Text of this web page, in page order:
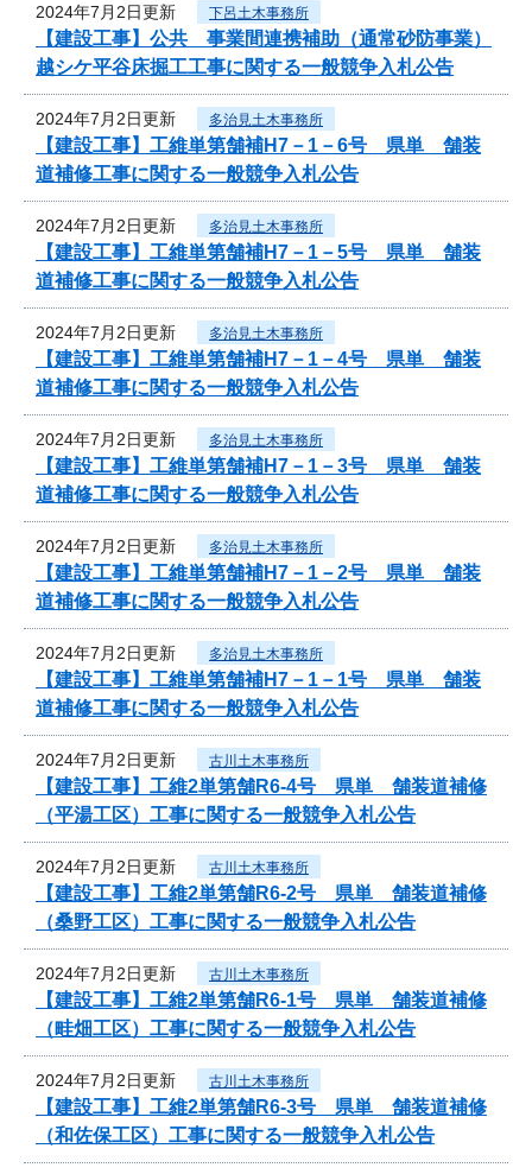
2024年7月2日更新 下呂土木事務所
【建設工事】公共 事業間連携補助（通常砂防事業）
越シケ平谷床掘工工事に関する一般競争入札公告
2024年7月2日更新 多治見土木事務所
【建設工事】工維単第舗補H7－1－6号 県単 舗装
道補修工事に関する一般競争入札公告
2024年7月2日更新 多治見土木事務所
【建設工事】工維単第舗補H7－1－5号 県単 舗装
道補修工事に関する一般競争入札公告
2024年7月2日更新 多治見土木事務所
【建設工事】工維単第舗補H7－1－4号 県単 舗装
道補修工事に関する一般競争入札公告
2024年7月2日更新 多治見土木事務所
【建設工事】工維単第舗補H7－1－3号 県単 舗装
道補修工事に関する一般競争入札公告
2024年7月2日更新 多治見土木事務所
【建設工事】工維単第舗補H7－1－2号 県単 舗装
道補修工事に関する一般競争入札公告
2024年7月2日更新 多治見土木事務所
【建設工事】工維単第舗補H7－1－1号 県単 舗装
道補修工事に関する一般競争入札公告
2024年7月2日更新 古川土木事務所
【建設工事】工維2単第舗R6-4号 県単 舗装道補修
（平湯工区）工事に関する一般競争入札公告
2024年7月2日更新 古川土木事務所
【建設工事】工維2単第舗R6-2号 県単 舗装道補修
（桑野工区）工事に関する一般競争入札公告
2024年7月2日更新 古川土木事務所
【建設工事】工維2単第舗R6-1号 県単 舗装道補修
（畦畑工区）工事に関する一般競争入札公告
2024年7月2日更新 古川土木事務所
【建設工事】工維2単第舗R6-3号 県単 舗装道補修
（和佐保工区）工事に関する一般競争入札公告